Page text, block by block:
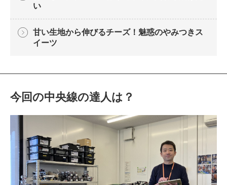
い
甘い生地から伸びるチーズ！魅惑のやみつきス
イーツ
今回の中央線の達人は？